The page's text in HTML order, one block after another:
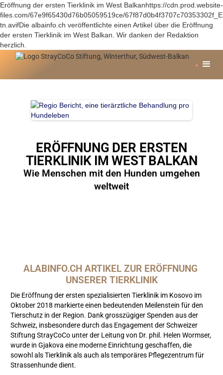
Eröffnung der ersten Tierklinik im West Balkanhttps://cdn.prod.website-
files.com/67e9f65430d76b05059519ce/
tn.avifDie albainfo.ch veröffentlichte einen Artikel über die Eröffnung
der ersten Tierklinik im West Balkan. Wir danken der Redaktion
herzlich.
ERÖFFNUNG DER ERSTEN
TIERKLINIK IM WEST BALKAN
Wie Menschen mit den Hunden umgehen
weltweit
ALABINFO.CH ARTIKEL ZUR ERÖFFNUNG
UNSERER TIERKLINIK
​Die Eröffnung der ersten spezialisierten Tierklinik im Kosovo im
Oktober 2018 markierte einen bedeutenden Meilenstein für den
Tierschutz in der Region. Dank grosszügiger Spenden aus der
Schweiz, insbesondere durch das Engagement der Schweizer
Stiftung StrayCoCo unter der Leitung von Dr. phil. Helen Wormser,
wurde in Gjakova eine moderne Einrichtung geschaffen, die
sowohl als Tierklinik als auch als temporäres Pflegezentrum für
Strassenhunde dient.​